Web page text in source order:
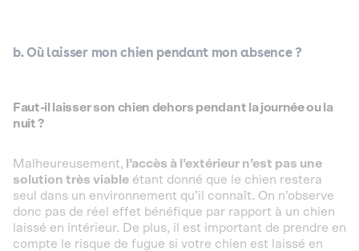
b. Où laisser mon chien pendant mon absence ?
Faut-il laisser son chien dehors pendant la journée ou la
nuit ?
Malheureusement, l’accès à l’extérieur n’est pas une
solution très viable étant donné que le chien restera
seul dans un environnement qu’il connaît. On n’observe
donc pas de réel effet bénéfique par rapport à un chien
laissé en intérieur. De plus, il est important de prendre en
compte le risque de fugue si votre chien est laissé en